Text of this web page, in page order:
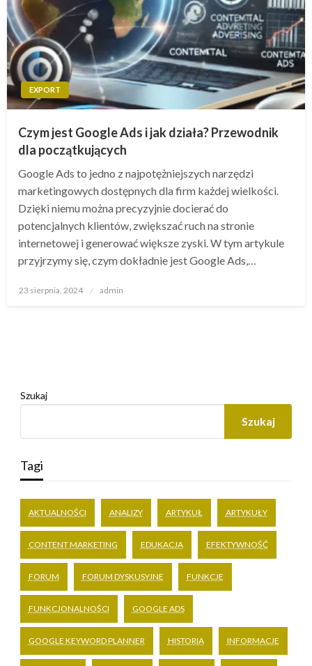
EXPORT
Czym jest Google Ads i jak działa? Przewodnik
dla początkujących
Google Ads to jedno z najpotężniejszych narzędzi
marketingowych dostępnych dla firm każdej wielkości.
Dzięki niemu można precyzyjnie docierać do
potencjalnych klientów, zwiększać ruch na stronie
internetowej i generować większe zyski. W tym artykule
przyjrzymy się, czym dokładnie jest Google Ads,…
Opublikowane
23 sierpnia, 2024 admin
Szukaj
Szukaj
Tagi
AKTUALNOŚCI ANALIZY ARTYKUŁ ARTYKUŁY
CONTENT MARKETING EDUKACJA EFEKTYWNOŚĆ
FORUM FORUM DYSKUSYJNE FUNKCJE
FUNKCJONALNOŚCI GOOGLE ADS
GOOGLE KEYWORD PLANNER HISTORIA INFORMACJE